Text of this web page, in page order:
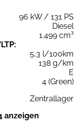
96 kW / 131 PS
Diesel
1.499 cm³
5,3 l/100km
138 g/km
E
4 (Green)
Zentrallager
anzeigen